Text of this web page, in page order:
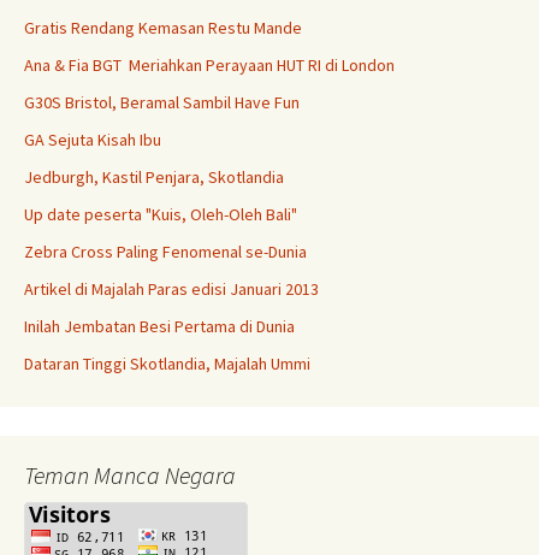
Gratis Rendang Kemasan Restu Mande
Ana & Fia BGT Meriahkan Perayaan HUT RI di London
G30S Bristol, Beramal Sambil Have Fun
GA Sejuta Kisah Ibu
Jedburgh, Kastil Penjara, Skotlandia
Up date peserta "Kuis, Oleh-Oleh Bali"
Zebra Cross Paling Fenomenal se-Dunia
Artikel di Majalah Paras edisi Januari 2013
Inilah Jembatan Besi Pertama di Dunia
Dataran Tinggi Skotlandia, Majalah Ummi
Teman Manca Negara